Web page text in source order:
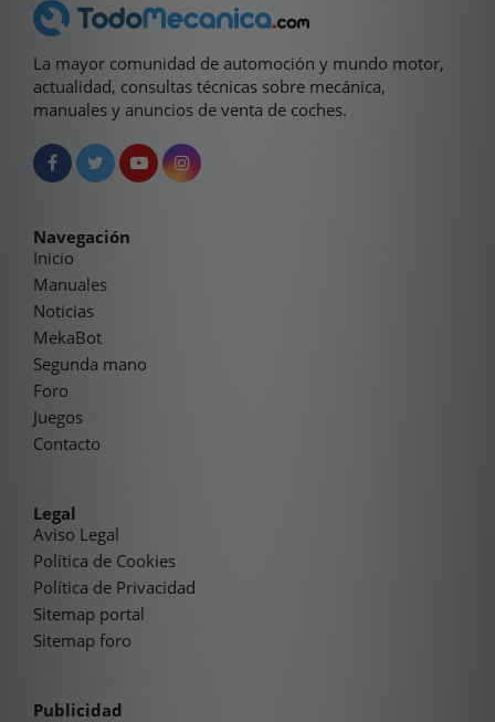
La mayor comunidad de automoción y mundo motor,
actualidad, consultas técnicas sobre mecánica,
manuales y anuncios de venta de coches.
Navegación
Inicio
Manuales
Noticias
MekaBot
Segunda mano
Foro
Juegos
Contacto
Legal
Aviso Legal
Política de Cookies
Política de Privacidad
Sitemap portal
Sitemap foro
Publicidad